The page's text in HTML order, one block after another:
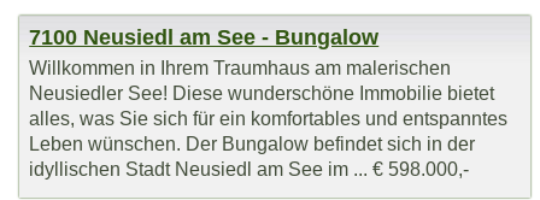
7100 Neusiedl am See - Bungalow
Willkommen in Ihrem Traumhaus am malerischen
Neusiedler See! Diese wunderschöne Immobilie bietet
alles, was Sie sich für ein komfortables und entspanntes
Leben wünschen. Der Bungalow befindet sich in der
idyllischen Stadt Neusiedl am See im ... € 598.000,-